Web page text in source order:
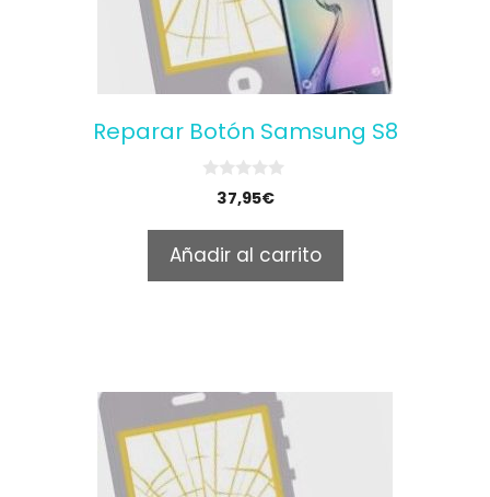
Reparar Botón Samsung S8
o
f
5
37,95€
Añadir al carrito